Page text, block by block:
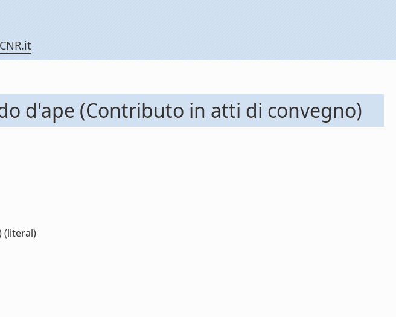
CNR.it
d'ape (Contributo in atti di convegno)
(literal)